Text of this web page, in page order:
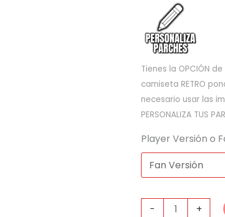
Tienes la OPCIÓN
camiseta RETRO
necesario usar las
PERSONALIZA TUS
Player Versión o
- +